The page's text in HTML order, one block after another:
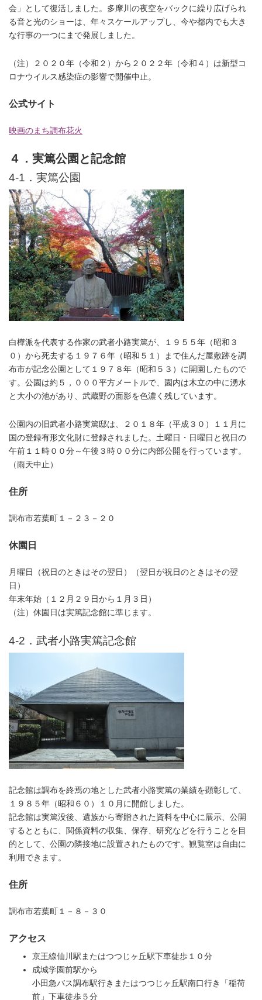
会」として復活しました。多摩川の夜空をバックに繰り広げられ
る音と光のショーは、年々スケールアップし、今や都内でも大き
な行事の一つにまで発展しました。
（注）２０２０年（令和２）から２０２２年（令和４）は新型コ
ロナウイルス感染症の影響で開催中止 。
公式サイト
映画のまち調布花火
４．実篤公園と記念館
4-1．実篤公園
白樺派を代表する作家の武者小路実篤が、１９５５年（昭和３
０）から死去する１９７６年（昭和５１）まで住んだ屋敷跡を調
布市が記念公園として１９７８年（昭和５３）に開園したもので
す。公園は約５，０００平方メートルで、園内は木立の中に湧水
と大小の池があり、武蔵野の面影を色濃く残しています。
公園内の旧武者小路実篤邸は、２０１８年（平成３０）１１月に
国の登録有形文化財に登録されました。土曜日・日曜日と祝日の
午前１１時００分～午後３時００分に内部公開を行っています。
（雨天中止）
住所
調布市若葉町１－２３－２０
休園日
月曜日（祝日のときはその翌日）（翌日が祝日のときはその翌
日）
年末年始（１２月２９日から１月３日）
（注）休園日は実篤記念館に準じます。
4-2．武者小路実篤記念館
記念館は調布を終焉の地とした武者小路実篤の業績を顕彰して、
１９８５年（昭和６０）１０月に開館しました。
記念館は実篤没後、遺族から寄贈された資料を中心に展示、公開
するとともに、関係資料の収集、保存、研究などを行うことを目
的として、公園の隣接地に設置されたものです。観覧室は自由に
利用できます。
住所
調布市若葉町１－８－３０
アクセス
京王線仙川駅またはつつじヶ丘駅下車徒歩１０分
成城学園前駅から
小田急バス調布駅行きまたはつつじヶ丘駅南口行き「稲荷
前」下車徒歩５分